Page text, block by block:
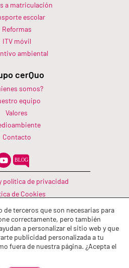
a matriculación
escolar
Reformas
ITV móvil
ambiental
cerQuo
somos?
equipo
Valores
Contacto
Y
o
u
t
u
b
e
política de privacidad
de Cookies
Información
de calidad
terceros que son necesarias para
correctamente, pero también
a personalizar el sitio web y que
publicidad personalizada a tu
fuera de nuestra página. ¿Acepta el